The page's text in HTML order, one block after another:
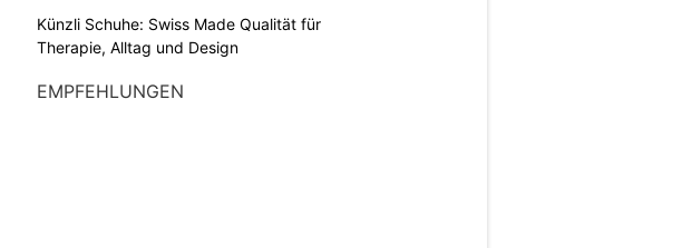
Künzli Schuhe: Swiss Made Qualität für
Therapie, Alltag und Design
EMPFEHLUNGEN